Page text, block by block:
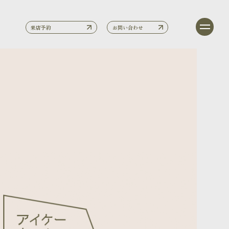
来店予約 お問い合わせ